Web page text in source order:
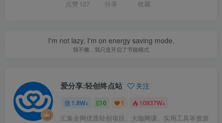
点赞 127 分享 收藏
I'm not lazy, I'm on energy saving mode.
我不懒，我只是开启了节能模式
爱分享:轻创终点站 关注
1.8W+ 0 1 10837W+
汇集全网优质轻创项目、大咖网课、实用工具等资源